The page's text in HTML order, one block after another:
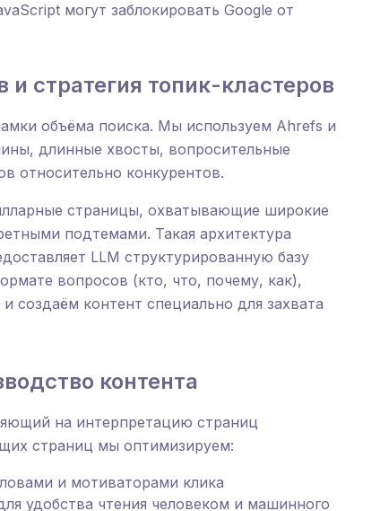
могут заблокировать Google от
стратегия топик-кластеров
объёма поиска. Мы используем Ahrefs и
длинные хвосты, вопросительные
относительно конкурентов.
страницы, охватывающие широкие
подтемами. Такая архитектура
LLM структурированную базу
вопросов (кто, что, почему, как),
создаём контент специально для захвата
контента
на интерпретацию страниц
страниц мы оптимизируем:
и мотиваторами клика
удобства чтения человеком и машинного